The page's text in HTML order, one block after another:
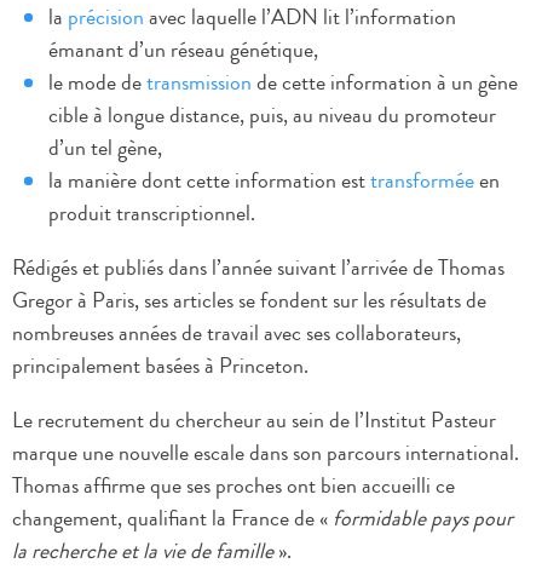
la précisionavec laquelle l’ADN lit l’information
émanant d’un réseau génétique,
le mode detransmissionde cette information à un gène
cible à longue distance, puis, au niveau du promoteur
d’un tel gène,
la manière dont cette information esttransforméeen
produit transcriptionnel.
Rédigés et publiés dans l’année suivant l’arrivée de Thomas
Gregor à Paris, ses articles se fondent sur les résultats de
nombreuses années de travail avec ses collaborateurs,
principalement basées à Princeton.
Le recrutement du chercheur au sein de l’Institut Pasteur
marque une nouvelle escale dans son parcours international.
Thomas affirme que ses proches ont bien accueilli ce
changement, qualifiant la France de « formidable pays pour
la recherche et la vie de famille».